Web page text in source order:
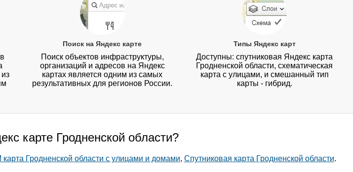
Поиск на Яндекс карте
Поиск объектов инфраструктуры,
организаций и адресов на Яндекс
картах является одним из самых
результативных для регионов России.
Типы Яндекс карт
Доступны: спутниковая Яндекс карта
Гродненской области, схематическая
карта с улицами, и смешанный тип
карты - гибрид.
карте Гродненской области?
карта Гродненской области с улицами и домами, Спутниковая карта Гродненской области.